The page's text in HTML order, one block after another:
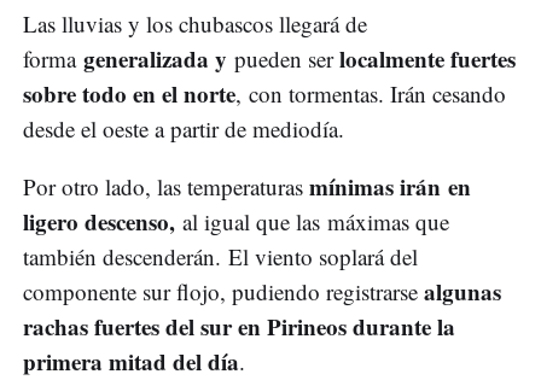
Las lluvias y los chubascos llegará de
forma generalizada y pueden serlocalmente fuertes
sobre todo en el norte, con tormentas. Irán cesando
desde el oeste a partir de mediodía.
Por otro lado, las temperaturas mínimas irán en
ligero descenso, al igual que las máximas que
también descenderán. El viento soplará del
componente sur flojo, pudiendo registrarse algunas
rachas fuertes del sur en Pirineos durante la
primera mitad del día.